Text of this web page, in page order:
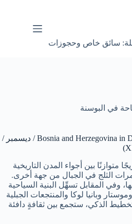
سائق خاص وحجوزات
في البوسنة
البوسنة في ديسمبر (Bosnia and Herzegovina in December / ديسمبر /
متوازنًا بين أجواء المدن التاريخية
الثلج في الجبال من جهة أخرى.
وفي المقابل تسهِّل البنية السياحية
وبانيا لوكا والمنتجعات الجبلية
الذكي، ستجمع بين ثقافةٍ دافئة